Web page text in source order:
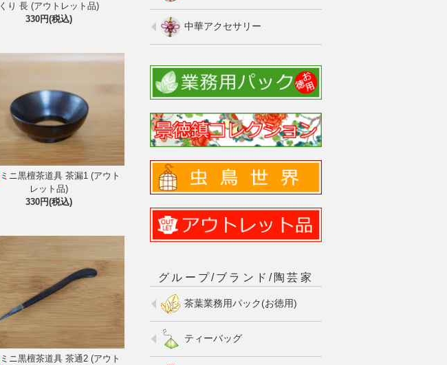
くり 長 (アウトレット品)
330円(税込)
ミニ黒檀茶道具 茶漏1 (アウト
レット品)
330円(税込)
ミニ黒檀茶道具 茶通2 (アウト
中華アクセサリー
グループ/ブランド/陶芸家
茶葉業務用パック(お徳用)
ティーバッグ